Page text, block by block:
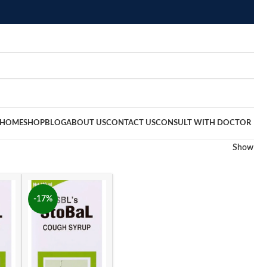
HOMESHOPBLOGABOUT USCONTACT USCONSULT WITH DOCTOR
Show
-17%